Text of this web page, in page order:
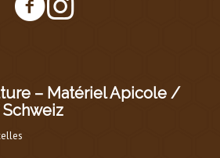
– Matériel Apicole /